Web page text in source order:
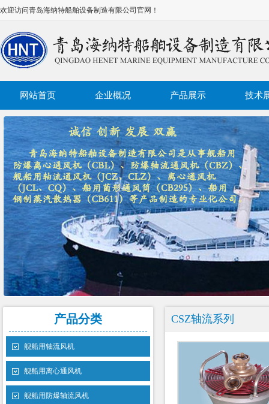
欢迎访问青岛海纳特船舶设备制造有限公司官网！
网站首页 企业概况 产品展示 技术
产品分类
舰船用轴流风机
舰船用离心通风机
舰船用防爆轴流风机
CSZ轴流系列